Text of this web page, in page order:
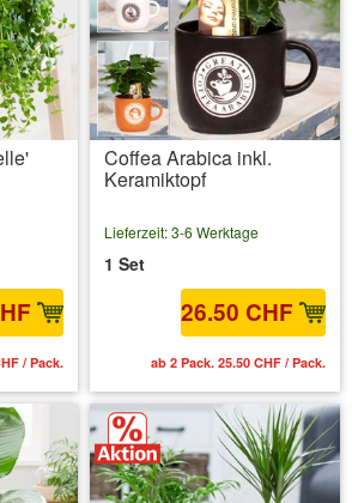
/ Pack.
Coffea Arabica inkl.
Keramiktopf
Lieferzeit: 3-6 Werktage
1 Set
26.50 CHF
ab 2 Pack. 25.50 CHF / Pack.